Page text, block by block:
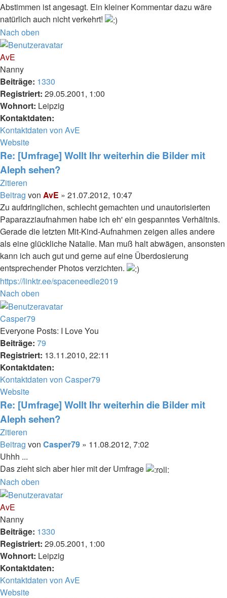
Abstimmen ist angesagt. Ein kleiner Kommentar dazu wäre
natürlich auch nicht verkehrt!
Nach oben
AvE
Nanny
Beiträge: 1330
Registriert: 29.05.2001, 1:00
Wohnort: Leipzig
Kontaktdaten:
Kontaktdaten von AvE
Website
Re: [Umfrage] Wollt Ihr weiterhin die Bilder mit
Aleph sehen?
Zitieren
Beitrag von AvE » 21.07.2012, 10:47
Zu aufdringlichen, schlecht gemachten und unautorisierten
Paparazziaufnahmen habe ich eh' ein gespanntes Verhältnis.
Gerade die letzten Mit-Kind-Aufnahmen zeigen alles andere
als eine glückliche Natalie. Man muß halt abwägen, ansonsten
kann ich auch gut und gerne auf eine Überdosierung
entsprechender Photos verzichten.
https://linktr.ee/spaceneedle2019
Nach oben
Casper79
Everyone Posts: I Love You
Beiträge: 79
Registriert: 13.11.2010, 22:11
Kontaktdaten:
Kontaktdaten von Casper79
Website
Re: [Umfrage] Wollt Ihr weiterhin die Bilder mit
Aleph sehen?
Zitieren
Beitrag von Casper79 » 11.08.2012, 7:02
Uhhh ...
Das zieht sich aber hier mit der Umfrage
Nach oben
AvE
Nanny
Beiträge: 1330
Registriert: 29.05.2001, 1:00
Wohnort: Leipzig
Kontaktdaten:
Kontaktdaten von AvE
Website